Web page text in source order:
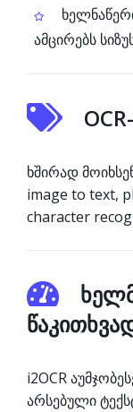
ამცირებს
ხშირად
image to text,
character
i2OCR
არსებული